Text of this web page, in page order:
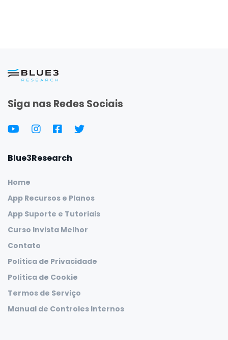
Siga nas Redes Sociais
Blue3Research
Home
App Recursos e Planos
App Suporte e Tutoriais
Curso Invista Melhor
Contato
Política de Privacidade
Política de Cookie
Termos de Serviço
Manual de Controles Internos